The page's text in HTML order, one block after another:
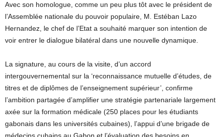
Avec son homologue, comme un peu plus tôt avec le président de
l’Assemblée nationale du pouvoir populaire, M. Estéban Lazo
Hernandez, le chef de l’Etat a souhaité marquer son intention de
voir entrer le dialogue bilatéral dans une nouvelle dynamique.
La signature, au cours de la visite, d’un accord
intergouvernemental sur la ‘reconnaissance mutuelle d’études, de
titres et de diplômes de l’enseignement supérieur’, confirme
l’ambition partagée d’amplifier une stratégie partenariale largement
axée sur la formation médicale (250 places pour les étudiants
gabonais dans les universités cubaines), l’appui d’une brigade de